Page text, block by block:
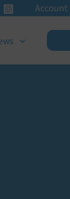
Account